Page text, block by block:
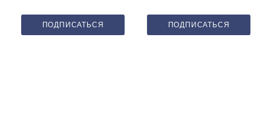
ПОДПИСАТЬСЯ ПОДПИСАТЬСЯ